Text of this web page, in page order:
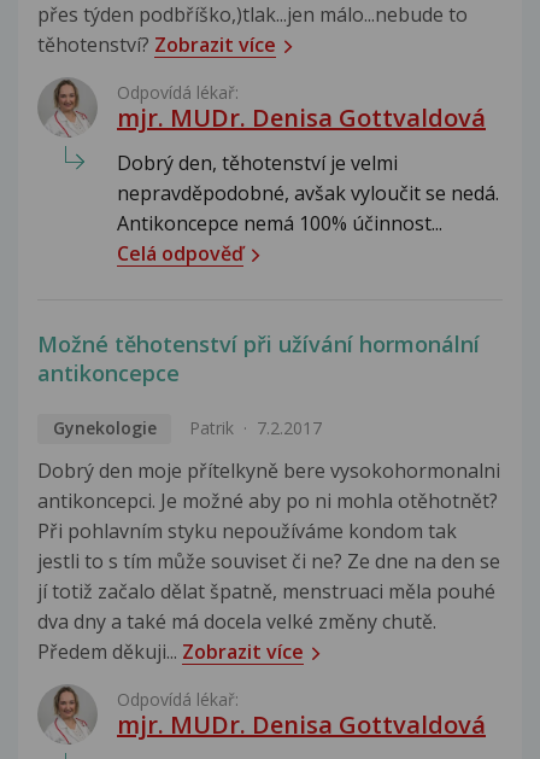
přes týden podbříško,)tlak...jen málo...nebude to
těhotenství? Zobrazit více
Odpovídá lékař:
mjr. MUDr. Denisa Gottvaldová
Dobrý den, těhotenství je velmi
nepravděpodobné, avšak vyloučit se nedá.
Antikoncepce nemá 100% účinnost...
Celá odpověď
Možné těhotenství při užívání hormonální
antikoncepce
Gynekologie Patrik 7.2.2017
Dobrý den moje přítelkyně bere vysokohormonalni
antikoncepci. Je možné aby po ni mohla otěhotnět?
Při pohlavním styku nepoužíváme kondom tak
jestli to s tím může souviset či ne? Ze dne na den se
jí totiž začalo dělat špatně, menstruaci měla pouhé
dva dny a také má docela velké změny chutě.
Předem děkuji... Zobrazit více
Odpovídá lékař:
mjr. MUDr. Denisa Gottvaldová